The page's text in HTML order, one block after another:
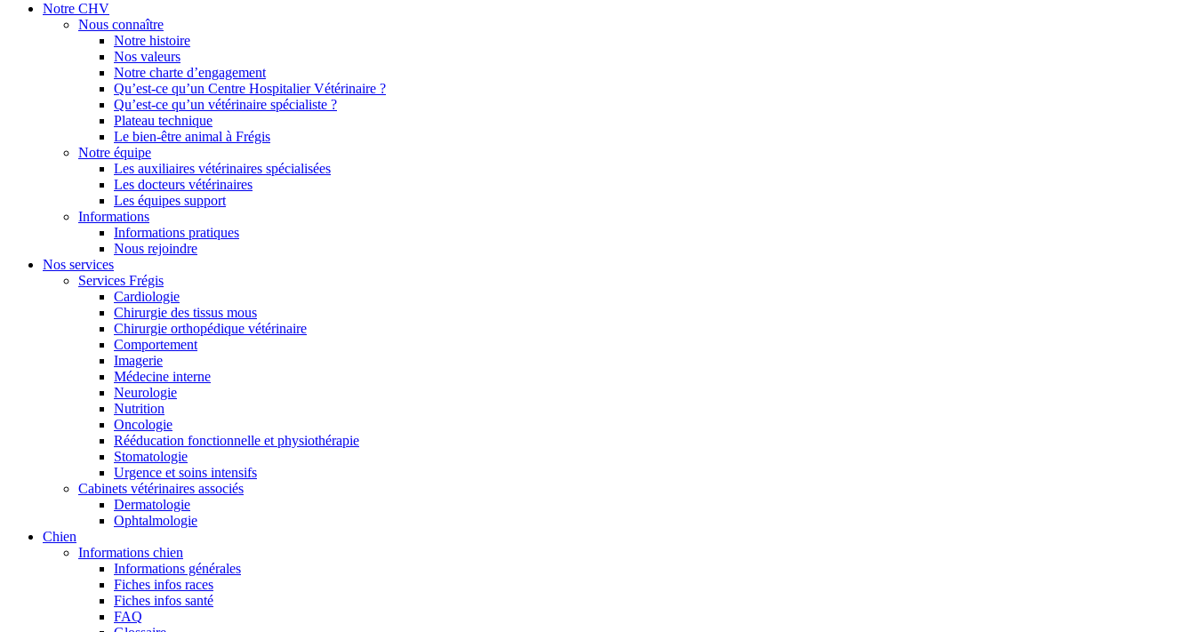
Notre CHV
Nous connaître
Notre histoire
Nos valeurs
Notre charte d’engagement
Qu’est-ce qu’un Centre Hospitalier Vétérinaire ?
Qu’est-ce qu’un vétérinaire spécialiste ?
Plateau technique
Le bien-être animal à Frégis
Notre équipe
Les auxiliaires vétérinaires spécialisées
Les docteurs vétérinaires
Les équipes support
Informations
Informations pratiques
Nous rejoindre
Nos services
Services Frégis
Cardiologie
Chirurgie des tissus mous
Chirurgie orthopédique vétérinaire
Comportement
Imagerie
Médecine interne
Neurologie
Nutrition
Oncologie
Rééducation fonctionnelle et physiothérapie
Stomatologie
Urgence et soins intensifs
Cabinets vétérinaires associés
Dermatologie
Ophtalmologie
Chien
Informations chien
Informations générales
Fiches infos races
Fiches infos santé
FAQ